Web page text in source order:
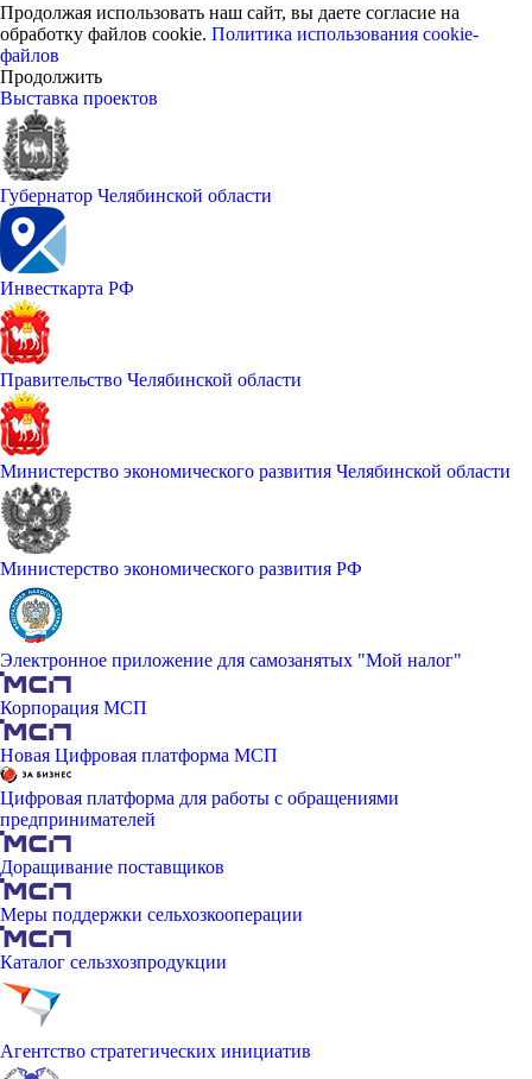
Продолжая использовать наш сайт, вы даете согласие на
обработку файлов cookie. Политика использования cookie-
файлов
Продолжить
Выставка проектов
Губернатор Челябинской области
Инвесткарта РФ
Правительство Челябинской области
Министерство экономического развития Челябинской области
Министерство экономического развития РФ
Электронное приложение для самозанятых "Мой налог"
Корпорация МСП
Новая Цифровая платформа МСП
Цифровая платформа для работы с обращениями
предпринимателей
Доращивание поставщиков
Меры поддержки сельхозкооперации
Каталог сельзхозпродукции
Агентство стратегических инициатив